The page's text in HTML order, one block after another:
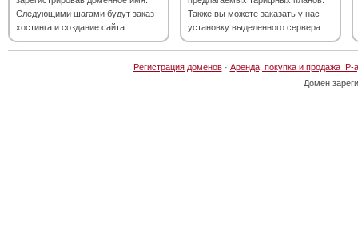
Следующими шагами будут заказ
хостинга и создание сайта.
Также вы можете заказать у нас
установку выделенного сервера.
Регистрация доменов· Аренда, покупка и продажа IP-
Домен